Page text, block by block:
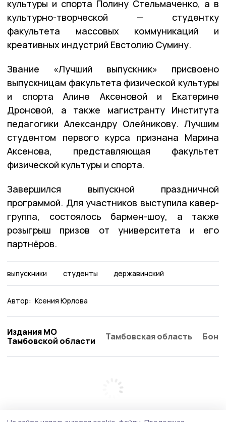
культуры и спорта Полину Стельмаченко, а в
культурно-творческой — студентку
факультета массовых коммуникаций и
креативных индустрий Евстолию Сумину.
Звание «Лучший выпускник» присвоено
выпускницам факультета физической культуры
и спорта Алине Аксеновой и Екатерине
Дроновой, а также магистранту Института
педагогики Александру Олейникову. Лучшим
студентом первого курса признана Марина
Аксенова, представляющая факультет
физической культуры и спорта.
Завершился выпускной праздничной
программой. Для участников выступила кавер-
группа, состоялось бармен-шоу, а также
розыгрыш призов от университета и его
партнёров.
выпускники студенты державинский
Автор: Ксения Юрлова
Издания МО
Тамбовской области
Тамбовская область